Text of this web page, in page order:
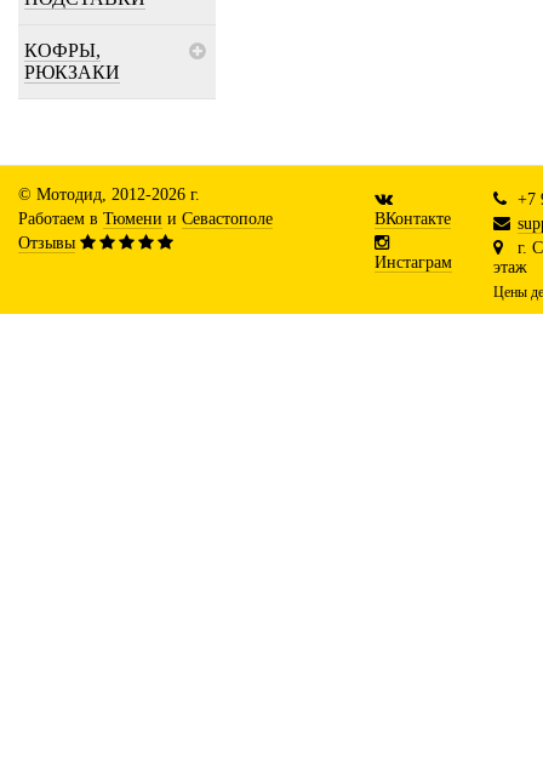
КОФРЫ,
РЮКЗАКИ
© Мотодид, 2012-2026 г.
Работаем в Тюмени и Севастополе
Отзывы
ВКонтакте
Инстаграм
+7
г.
этаж
Цены